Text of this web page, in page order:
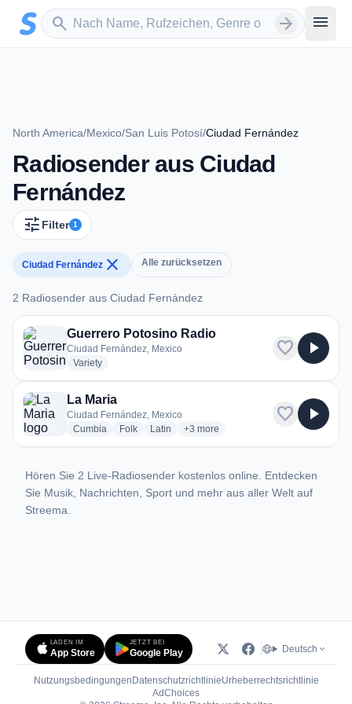
Zum Hauptinhalt springen
search
Sender suchen arrow_forward menu
North America/Mexico/San Luis Potosí/Ciudad Fernández
Radiosender aus Ciudad
Fernández
tune Filter 1
Ciudad Fernández close Alle zurücksetzen
2 Radiosender aus Ciudad Fernández
2 Radiosender aus Ciudad Fernández
Guerrero Potosino Radio
Ciudad Fernández, Mexico
Varietyradio stations
favorite play_arrow
La Maria
Ciudad Fernández, Mexico
Cumbia radio stations
Folkradio stations
Latin radio stations
+3 more genres for La Maria
more
favorite play_arrow
Hören Sie 2 Live-Radiosender kostenlos online. Entdecken
Sie Musik, Nachrichten, Sport und mehr aus aller Welt auf
Streema.
LADEN IM
App Store
JETZT BEI
Google Play Deutsch
Nutzungsbedingungen DatenschutzrichtlinieUrheberrechtsrichtlinie
AdChoices(öffnet in neuem Tab)